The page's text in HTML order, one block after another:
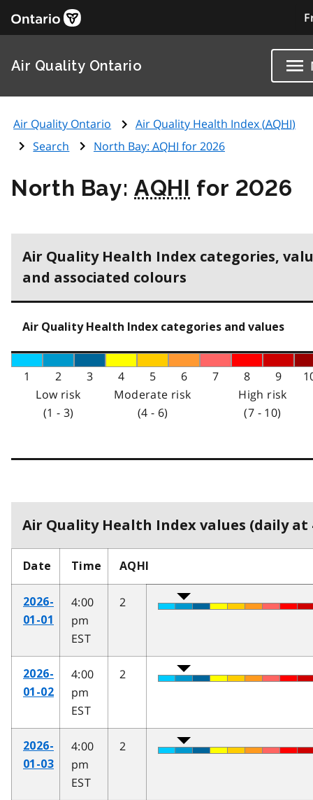
Air Quality Ontario
Air Quality Ontario Air Quality Health Index (AQHI)
Search
North Bay: AQHI for 2026
North Bay:AQHI for 2026
Air Quality Health Index categories,
and associated colours
Air Quality Health Index categories and values
1 2 3 4 5 6 7 8 9
Low risk
(1 - 3)
Moderate risk
(4 - 6)
High risk
(7 - 10)
Air Quality Health Index values (daily at
Date Time AQHI
2026-
01-01
4:00
pm
EST
2
2026-
01-02
4:00
pm
EST
2
2026-
01-03
4:00
pm
EST
2